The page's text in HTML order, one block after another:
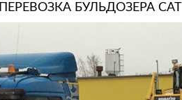
ПЕРЕВОЗКА БУЛЬДОЗЕРА CAT